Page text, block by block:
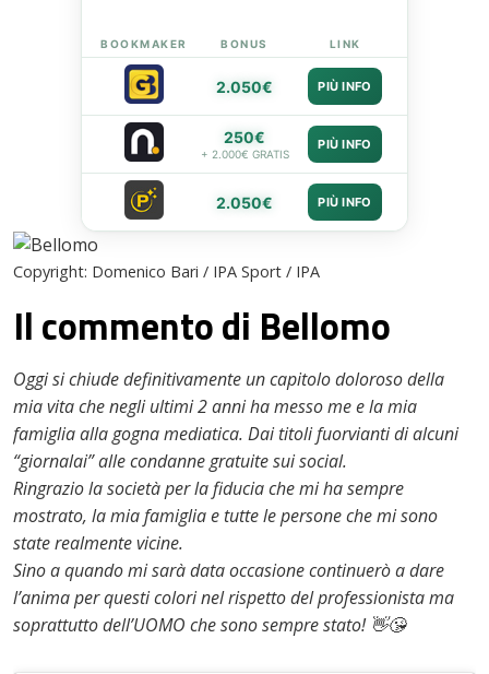
BOOKMAKER BONUS LINK
2.050€ PIÙ INFO
250€
+ 2.000€ GRATIS
PIÙ INFO
2.050€ PIÙ INFO
Copyright: Domenico Bari / IPA Sport / IPA
Il commento di Bellomo
Oggi si chiude definitivamente un capitolo doloroso della
mia vita che negli ultimi 2 anni ha messo me e la mia
famiglia alla gogna mediatica. Dai titoli fuorvianti di alcuni
“giornalai” alle condanne gratuite sui social.
Ringrazio la società per la fiducia che mi ha sempre
mostrato, la mia famiglia e tutte le persone che mi sono
state realmente vicine.
Sino a quando mi sarà data occasione continuerò a dare
l’anima per questi colori nel rispetto del professionista ma
soprattutto dell’UOMO che sono sempre stato! 👋😘